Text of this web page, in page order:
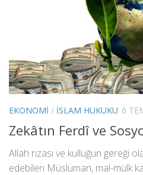
EKONOMI / İSLAM HUKUKU 6
Zekâtın Ferdî ve
Allah rızası ve kulluğun gereği
edebilen Müslüman, mal-mülk